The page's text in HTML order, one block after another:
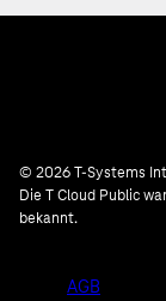
© 2026 T-Systems
Die T Cloud Public
bekannt.
AGB